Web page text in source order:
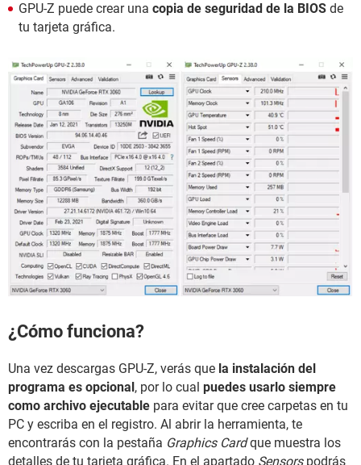
GPU-Z puede crear una copia de seguridad de la BIOS de
tu tarjeta gráfica.
¿Cómo funciona?
Una vez descargas GPU-Z, verás que la instalación del
programa es opcional, por lo cual puedes usarlo siempre
como archivo ejecutable para evitar que cree carpetas en tu
PC y escriba en el registro. Al abrir la herramienta, te
encontrarás con la pestaña Graphics Cardque muestra los
detalles de tu tarjeta gráfica. En el apartado Sensorspodrás